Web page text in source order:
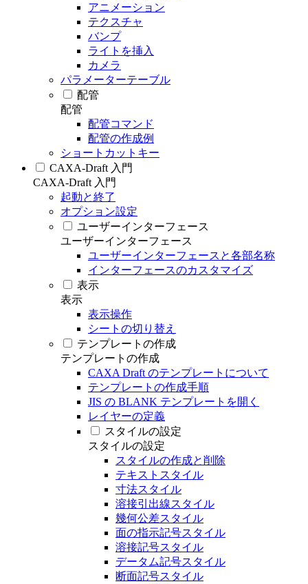
アニメーション
テクスチャ
バンプ
ライトを挿入
カメラ
パラメーターテーブル
配管
配管
配管コマンド
配管の作成例
ショートカットキー
CAXA-Draft 入門
CAXA-Draft 入門
起動と終了
オプション設定
ユーザーインターフェース
ユーザーインターフェース
ユーザーインターフェースと各部名称
インターフェースのカスタマイズ
表示
表示
表示操作
シートの切り替え
テンプレートの作成
テンプレートの作成
CAXA Draft のテンプレートについて
テンプレートの作成手順
JIS の BLANK テンプレートを開く
レイヤーの定義
スタイルの設定
スタイルの設定
スタイルの作成と削除
テキストスタイル
寸法スタイル
溶接引出線スタイル
幾何公差スタイル
面の指示記号スタイル
溶接記号スタイル
データム記号スタイル
断面記号スタイル